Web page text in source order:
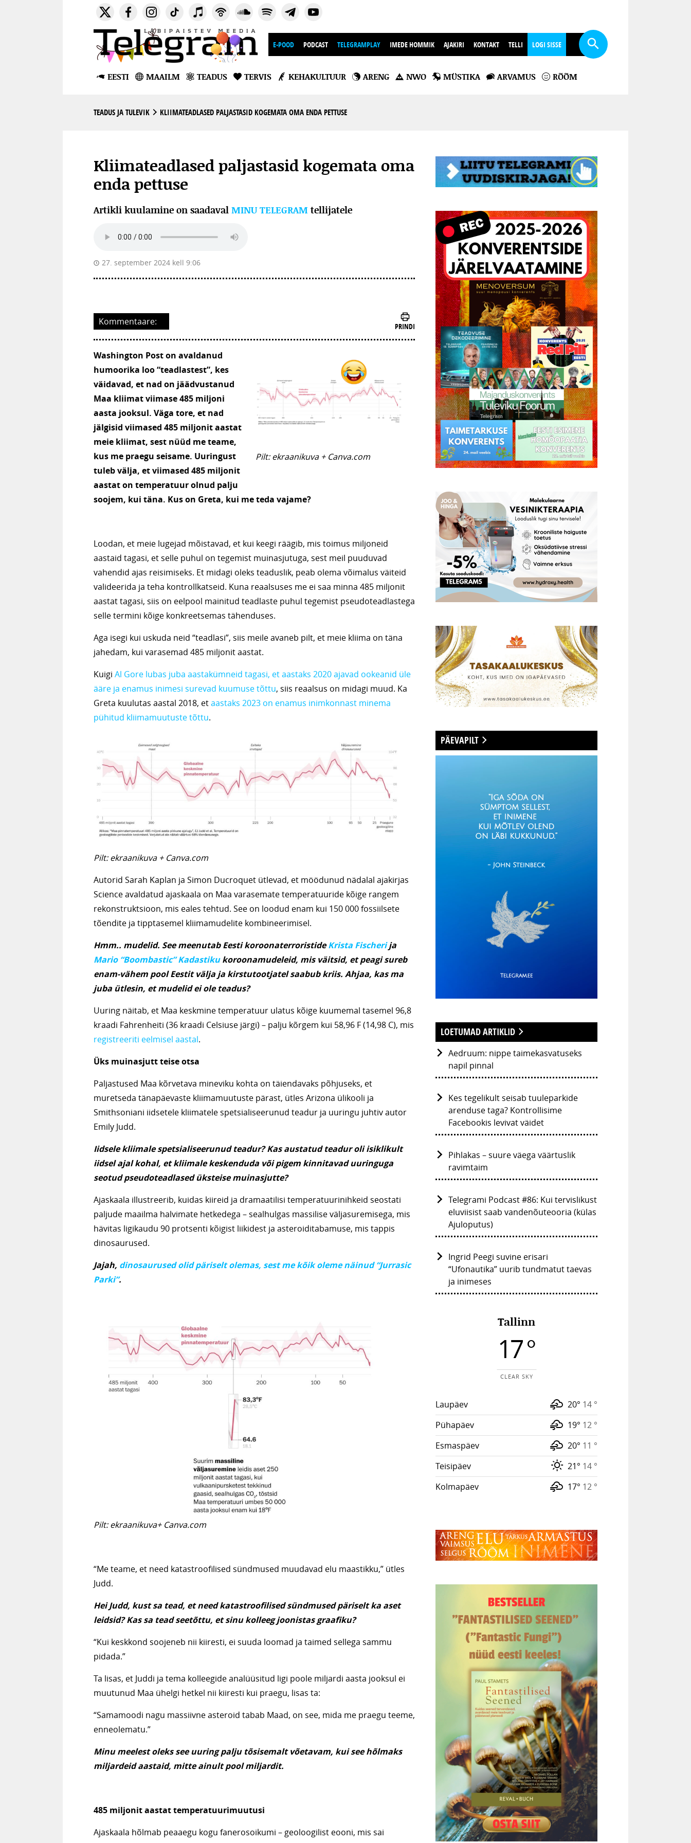
E-POOD PODCAST TELEGRAMPLAY IMEDE HOMMIK AJAKIRI KONTAKT TELLI LOGI SISSE
EESTI MAAILM TEADUS TERVIS KEHAKULTUUR ARENG NWO MÜSTIKA ARVAMUS RÕÕM
TEADUS JA TULEVIK KLIIMATEADLASED PALJASTASID KOGEMATA OMA ENDA PETTUSE
Kliimateadlased paljastasid kogemata oma
enda pettuse
Artikli kuulamine on saadaval MINU TELEGRAM tellijatele
27. september 2024 kell 9:06
Kommentaare: PRINDI
Pilt: ekraanikuva + Canva.com
Washington Post on avaldanud
humoorika loo “teadlastest”, kes
väidavad, et nad on jäädvustanud
Maa kliimat viimase 485 miljoni
aasta jooksul. Väga tore, et nad
jälgisid viimased 485 miljonit aastat
meie kliimat, sest nüüd me teame,
kus me praegu seisame. Uuringust
tuleb välja, et viimased 485 miljonit
aastat on temperatuur olnud palju
soojem, kui täna. Kus on Greta, kui me teda vajame?
Loodan, et meie lugejad mõistavad, et kui keegi räägib, mis toimus miljoneid
aastaid tagasi, et selle puhul on tegemist muinasjutuga, sest meil puuduvad
vahendid ajas reisimiseks. Et midagi oleks teaduslik, peab olema võimalus väiteid
valideerida ja teha kontrollkatseid. Kuna reaalsuses me ei saa minna 485 miljonit
aastat tagasi, siis on eelpool mainitud teadlaste puhul tegemist pseudoteadlastega
selle termini kõige konkreetsemas tähenduses.
Aga isegi kui uskuda neid “teadlasi”, siis meile avaneb pilt, et meie kliima on täna
jahedam, kui varasemad 485 miljonit aastat.
Kuigi Al Gore lubas juba aastakümneid tagasi, et aastaks 2020 ajavad ookeanid üle
ääre ja enamus inimesi surevad kuumuse tõttu, siis reaalsus on midagi muud. Ka
Greta kuulutas aastal 2018, etaastaks 2023 on enamus inimkonnast minema
pühitud kliimamuutuste tõttu.
Pilt: ekraanikuva + Canva.com
Autorid Sarah Kaplan ja Simon Ducroquet ütlevad, et möödunud nädalal ajakirjas
Science avaldatud ajaskaala on Maa varasemate temperatuuride kõige rangem
rekonstruktsioon, mis eales tehtud. See on loodud enam kui 150 000 fossiilsete
tõendite ja tipptasemel kliimamudelite kombineerimisel.
Hmm.. mudelid. See meenutab Eesti koroonaterroristideKrista Fischerija
Mario “Boombastic” Kadastikukoroonamudeleid, mis väitsid, et peagi sureb
enam-vähem pool Eestit välja ja kirstutootjatel saabub kriis. Ahjaa, kas ma
juba ütlesin, et mudelid ei ole teadus?
Uuring näitab, et Maa keskmine temperatuur ulatus kõige kuumemal tasemel 96,8
kraadi Fahrenheiti (36 kraadi Celsiuse järgi) – palju kõrgem kui 58,96 F (14,98 C), mis
registreeriti eelmisel aastal.
Üks muinasjutt teise otsa
Paljastused Maa kõrvetava mineviku kohta on täiendavaks põhjuseks, et
muretseda tänapäevaste kliimamuutuste pärast, ütles Arizona ülikooli ja
Smithsoniani iidsetele kliimatele spetsialiseerunud teadur ja uuringu juhtiv autor
Emily Judd.
Iidsele kliimale spetsialiseerunud teadur? Kas austatud teadur oli isiklikult
iidsel ajal kohal, et kliimale keskenduda või pigem kinnitavad uuringuga
seotud pseudoteadlased üksteise muinasjutte?
Ajaskaala illustreerib, kuidas kiireid ja dramaatilisi temperatuurinihkeid seostati
paljude maailma halvimate hetkedega – sealhulgas massilise väljasuremisega, mis
hävitas ligikaudu 90 protsenti kõigist liikidest ja asteroiditabamuse, mis tappis
dinosaurused.
Jajah, dinosaurused olid päriselt olemas, sest me kõik oleme näinud “Jurrasic
Parki”.
Pilt: ekraanikuva+ Canva.com
“Me teame, et need katastroofilised sündmused muudavad elu maastikku,” ütles
Judd.
Hei Judd, kust sa tead, et need katastroofilised sündmused päriselt ka aset
leidsid? Kas sa tead seetõttu, et sinu kolleeg joonistas graafiku?
“Kui keskkond soojeneb nii kiiresti, ei suuda loomad ja taimed sellega sammu
pidada.”
Ta lisas, et Juddi ja tema kolleegide analüüsitud ligi poole miljardi aasta jooksul ei
muutunud Maa ühelgi hetkel nii kiiresti kui praegu, lisas ta:
“Samamoodi nagu massiivne asteroid tabab Maad, on see, mida me praegu teeme,
enneolematu.”
Minu meelest oleks see uuring palju tõsisemalt võetavam, kui see hõlmaks
miljardeid aastaid, mitte ainult pool miljardit.
485 miljonit aastat temperatuurimuutusi
Ajaskaala hõlmab peaaegu kogu fanerosoikumi – geoloogilist eooni, mis sai
PÄEVAPILT
LOETUMAD ARTIKLID
Aedruum: nippe taimekasvatuseks
napil pinnal
Kes tegelikult seisab tuuleparkide
arenduse taga? Kontrollisime
Facebookis levivat väidet
Pihlakas – suure väega väärtuslik
ravimtaim
Telegrami Podcast #86: Kui tervislikust
eluviisist saab vandenõuteooria (külas
Ajuloputus)
Ingrid Peegi suvine erisari
“Ufonautika” uurib tundmatut taevas
ja inimeses
Tallinn
17 °
CLEAR SKY
Laupäev 20° 14 °
Pühapäev
19° 12 °
Esmaspäev
20° 11 °
Teisipäev
21° 14 °
Kolmapäev
17° 12 °